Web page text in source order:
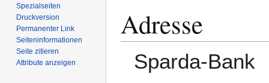
Adresse
Sparda-Bank
Spezialseiten
Druckversion
Permanenter Link
Seiten­­informationen
Seite zitieren
Attribute anzeigen